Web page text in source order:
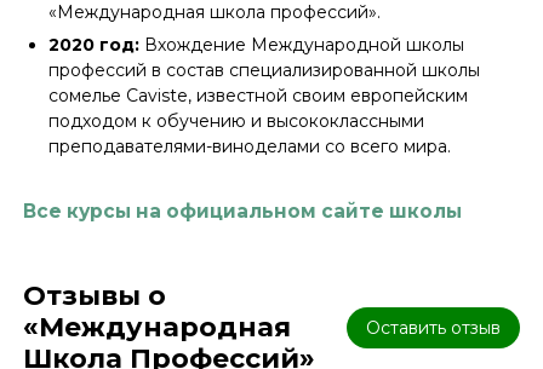
«Международная школа профессий».
2020 год: Вхождение Международной школы
профессий в состав специализированной школы
сомелье Caviste, известной своим европейским
подходом к обучению и высококлассными
преподавателями-виноделами со всего мира.
Все курсы на официальном сайте школы
Отзывы о
«Международная
Школа Профессий»
Оставить отзыв